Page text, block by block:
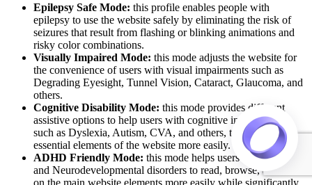
Epilepsy Safe Mode: this profile enables people with
epilepsy to use the website safely by eliminating the risk of
seizures that result from flashing or blinking animations and
risky color combinations.
Visually Impaired Mode: this mode adjusts the website for
the convenience of users with visual impairments such as
Degrading Eyesight, Tunnel Vision, Cataract, Glaucoma, and
others.
Cognitive Disability Mode: this mode provides different
assistive options to help users with cognitive impairments
such as Dyslexia, Autism, CVA, and others, to focus on the
essential elements of the website more easily.
ADHD Friendly Mode: this mode helps users with ADHD
and Neurodevelopmental disorders to read, browse, and focus
on the main website elements more easily while significantly